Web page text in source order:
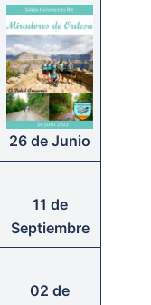
26 de Junio
11 de
Septiembre
02 de